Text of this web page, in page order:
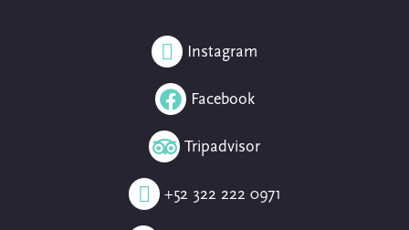
Instagram
Facebook
Tripadvisor
+52 322 222 0971